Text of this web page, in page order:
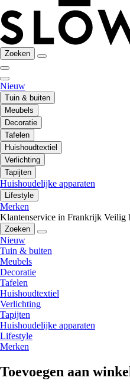
Zoeken
Nieuw
Tuin & buiten
Meubels
Decoratie
Tafelen
Huishoudtextiel
Verlichting
Tapijten
Huishoudelijke apparaten
Lifestyle
Merken
Klantenservice in Frankrijk Veilig
Zoeken
Nieuw
Tuin & buiten
Meubels
Decoratie
Tafelen
Huishoudtextiel
Verlichting
Tapijten
Huishoudelijke apparaten
Lifestyle
Merken
Toevoegen aan